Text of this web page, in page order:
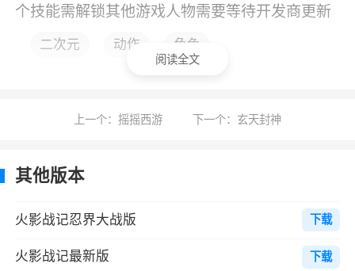
个技能需解锁其他游戏人物需要等待开发商更新
才能拥有觉醒技能。
4.新更新了羁绊模式，每个游戏人物需赢五
择已加入羁绊模式的游戏人物作为自己的队友，
5.本游戏完全免费，所以广告的出现是必然
方，但是不影响正常游戏，独立制作者需要广告
支持，请尽量不要屏蔽广告条。玩家进行游戏时
二次元 动作 角色
阅读全文
上一个：摇摇西游 下一个：玄天封神
其他版本
火影战记忍界大战版 下载
火影战记最新版 下载